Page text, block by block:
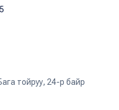
тойруу, 24-р байр